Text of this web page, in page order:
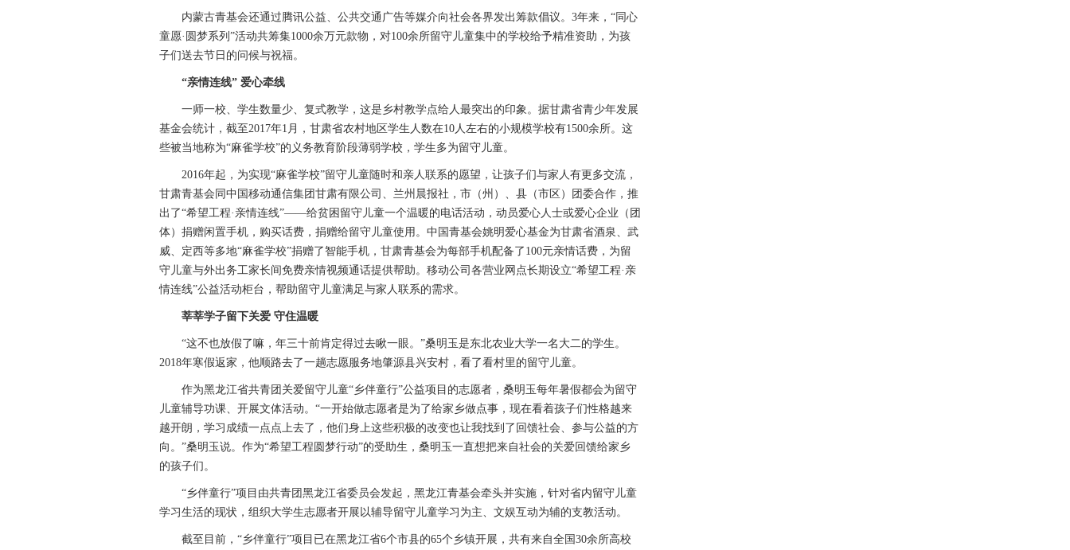
内蒙古青基会还通过腾讯公益、公共交通广告等媒介向社会各界发出筹款倡议。3年来，“同心
童愿·圆梦系列”活动共筹集1000余万元款物，对100余所留守儿童集中的学校给予精准资助，为孩
子们送去节日的问候与祝福。
“亲情连线” 爱心牵线
一师一校、学生数量少、复式教学，这是乡村教学点给人最突出的印象。据甘肃省青少年发展
基金会统计，截至2017年1月，甘肃省农村地区学生人数在10人左右的小规模学校有1500余所。这
些被当地称为“麻雀学校”的义务教育阶段薄弱学校，学生多为留守儿童。
2016年起，为实现“麻雀学校”留守儿童随时和亲人联系的愿望，让孩子们与家人有更多交流，
甘肃青基会同中国移动通信集团甘肃有限公司、兰州晨报社，市（州）、县（市区）团委合作，推
出了“希望工程·亲情连线”——给贫困留守儿童一个温暖的电话活动，动员爱心人士或爱心企业（团
体）捐赠闲置手机，购买话费，捐赠给留守儿童使用。中国青基会姚明爱心基金为甘肃省酒泉、武
威、定西等多地“麻雀学校”捐赠了智能手机，甘肃青基会为每部手机配备了100元亲情话费，为留
守儿童与外出务工家长间免费亲情视频通话提供帮助。移动公司各营业网点长期设立“希望工程·亲
情连线”公益活动柜台，帮助留守儿童满足与家人联系的需求。
莘莘学子留下关爱 守住温暖
“这不也放假了嘛，年三十前肯定得过去瞅一眼。”桑明玉是东北农业大学一名大二的学生。
2018年寒假返家，他顺路去了一趟志愿服务地肇源县兴安村，看了看村里的留守儿童。
作为黑龙江省共青团关爱留守儿童“乡伴童行”公益项目的志愿者，桑明玉每年暑假都会为留守
儿童辅导功课、开展文体活动。“一开始做志愿者是为了给家乡做点事，现在看着孩子们性格越来
越开朗，学习成绩一点点上去了，他们身上这些积极的改变也让我找到了回馈社会、参与公益的方
向。”桑明玉说。作为“希望工程圆梦行动”的受助生，桑明玉一直想把来自社会的关爱回馈给家乡
的孩子们。
“乡伴童行”项目由共青团黑龙江省委员会发起，黑龙江青基会牵头并实施，针对省内留守儿童
学习生活的现状，组织大学生志愿者开展以辅导留守儿童学习为主、文娱互动为辅的支教活动。
截至目前，“乡伴童行”项目已在黑龙江省6个市县的65个乡镇开展，共有来自全国30余所高校